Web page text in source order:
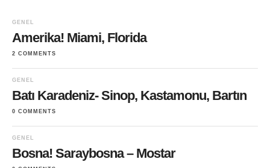
GENEL
Amerika! Miami, Florida
2 COMMENTS
GENEL
Batı Karadeniz- Sinop, Kastamonu, Bartın
0 COMMENTS
GENEL
Bosna! Saraybosna – Mostar